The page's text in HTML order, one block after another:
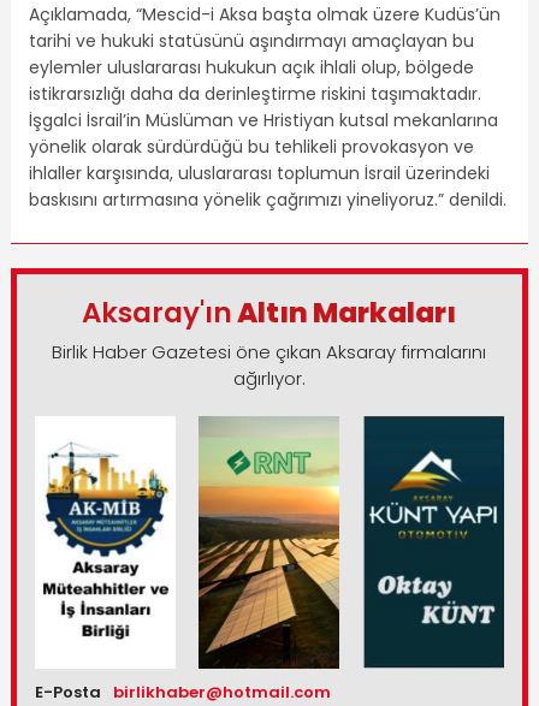
Açıklamada, “Mescid-i Aksa başta olmak üzere Kudüs’ün
tarihi ve hukuki statüsünü aşındırmayı amaçlayan bu
eylemler uluslararası hukukun açık ihlali olup, bölgede
istikrarsızlığı daha da derinleştirme riskini taşımaktadır.
İşgalci İsrail’in Müslüman ve Hristiyan kutsal mekanlarına
yönelik olarak sürdürdüğü bu tehlikeli provokasyon ve
ihlaller karşısında, uluslararası toplumun İsrail üzerindeki
baskısını artırmasına yönelik çağrımızı yineliyoruz.” denildi.
Aksaray'ınAltın Markaları
Birlik Haber Gazetesi öne çıkan Aksaray firmalarını
ağırlıyor.
E-Posta birlikhaber@hotmail.com